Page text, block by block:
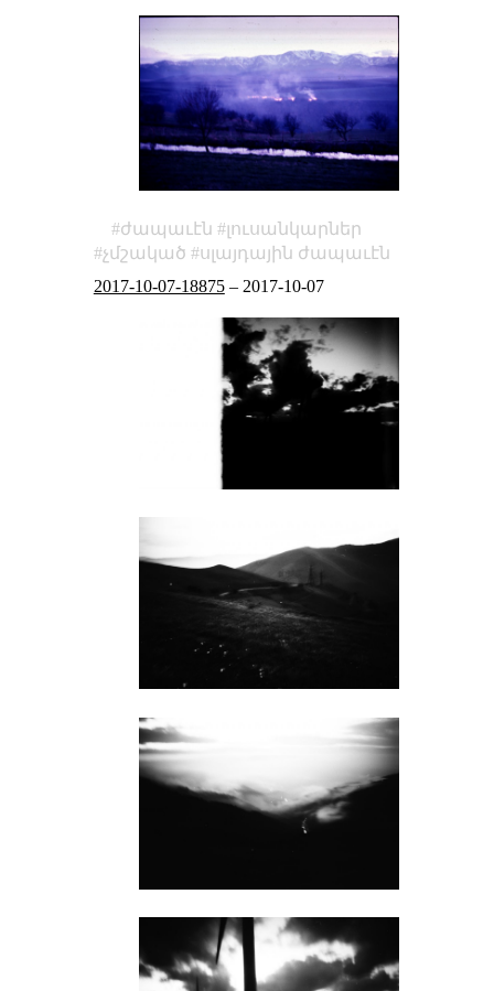
ժապաւէն
լուսանկարներ
չմշակած
սլայդային ժապաւէն
2017-10-07-18875– 2017-10-07